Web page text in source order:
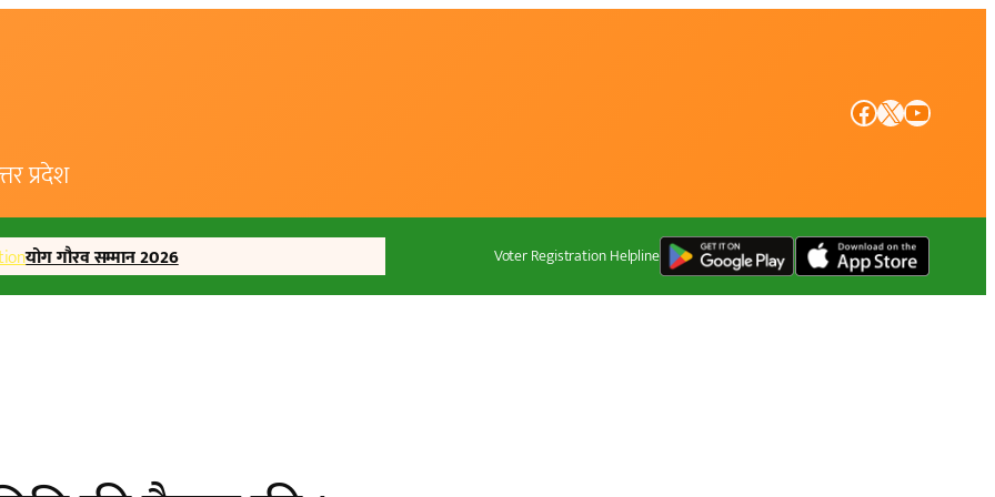
प्रदेश
Facebook X YouTube
योग गौरव सम्मान 2026 Voter Registration Helpline